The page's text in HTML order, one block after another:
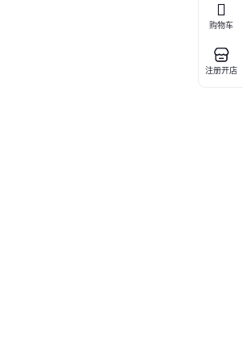
购物车
注册开店